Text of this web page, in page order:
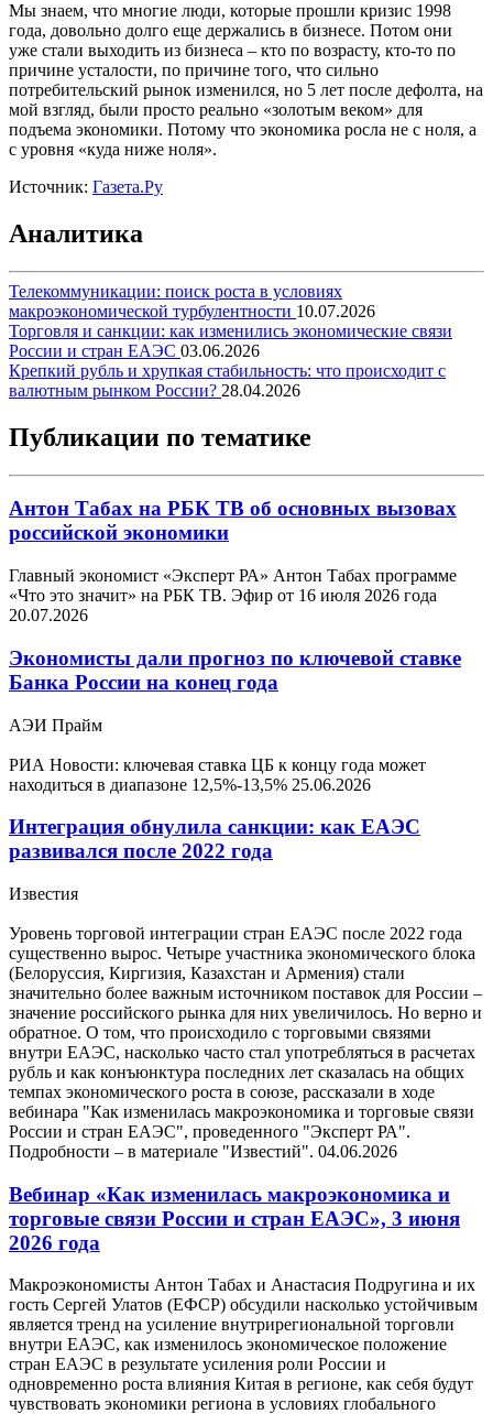
Мы знаем, что многие люди, которые прошли кризис 1998
года, довольно долго еще держались в бизнесе. Потом они
уже стали выходить из бизнеса – кто по возрасту, кто-то по
причине усталости, по причине того, что сильно
потребительский рынок изменился, но 5 лет после дефолта, на
мой взгляд, были просто реально «золотым веком» для
подъема экономики. Потому что экономика росла не с ноля, а
с уровня «куда ниже ноля».
Источник: Газета.Ру
Аналитика
Телекоммуникации: поиск роста в условиях
макроэкономической турбулентности 10.07.2026
Торговля и санкции: как изменились экономические связи
России и стран ЕАЭС 03.06.2026
Крепкий рубль и хрупкая стабильность: что происходит с
валютным рынком России? 28.04.2026
Публикации по тематике
Антон Табах на РБК ТВ об основных вызовах
российской экономики
Главный экономист «Эксперт РА» Антон Табах программе
«Что это значит» на РБК ТВ. Эфир от 16 июля 2026 года
20.07.2026
Экономисты дали прогноз по ключевой ставке
Банка России на конец года
АЭИ Прайм
РИА Новости: ключевая ставка ЦБ к концу года может
находиться в диапазоне 12,5%-13,5% 25.06.2026
Интеграция обнулила санкции: как ЕАЭС
развивался после 2022 года
Известия
Уровень торговой интеграции стран ЕАЭС после 2022 года
существенно вырос. Четыре участника экономического блока
(Белоруссия, Киргизия, Казахстан и Армения) стали
значительно более важным источником поставок для России –
значение российского рынка для них увеличилось. Но верно и
обратное. О том, что происходило с торговыми связями
внутри ЕАЭС, насколько часто стал употребляться в расчетах
рубль и как конъюнктура последних лет сказалась на общих
темпах экономического роста в союзе, рассказали в ходе
вебинара "Как изменилась макроэкономика и торговые связи
России и стран ЕАЭС", проведенного "Эксперт РА".
Подробности – в материале "Известий". 04.06.2026
Вебинар «Как изменилась макроэкономика и
торговые связи России и стран ЕАЭС», 3 июня
2026 года
Макроэкономисты Антон Табах и Анастасия Подругина и их
гость Сергей Улатов (ЕФСР) обсудили насколько устойчивым
является тренд на усиление внутрирегиональной торговли
внутри ЕАЭС, как изменилось экономическое положение
стран ЕАЭС в результате усиления роли России и
одновременно роста влияния Китая в регионе, как себя будут
чувствовать экономики региона в условиях глобального